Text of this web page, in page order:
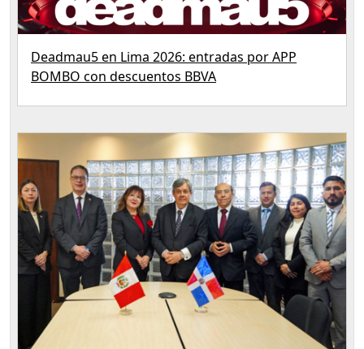
Deadmau5 en Lima 2026: entradas por APP
BOMBO con descuentos BBVA